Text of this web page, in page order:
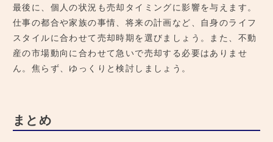
最後に、個人の状況も売却タイミングに影響を与えます。
仕事の都合や家族の事情、将来の計画など、自身のライフ
スタイルに合わせて売却時期を選びましょう。また、不動
産の市場動向に合わせて急いで売却する必要はありませ
ん。焦らず、ゆっくりと検討しましょう。
まとめ